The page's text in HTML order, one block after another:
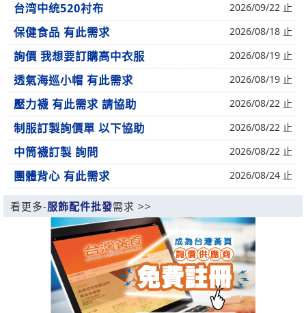
台湾中统520衬布 2026/09/22 止
保健食品 有此需求 2026/08/18 止
詢價 我想要訂購高中衣服 2026/08/19 止
透氣海巡小帽 有此需求 2026/08/19 止
壓力襪 有此需求 請協助 2026/08/22 止
制服訂製詢價單 以下協助 2026/08/22 止
中筒襪訂製 詢問 2026/08/22 止
團體背心 有此需求 2026/08/24 止
看更多-服飾配件批發需求 >>